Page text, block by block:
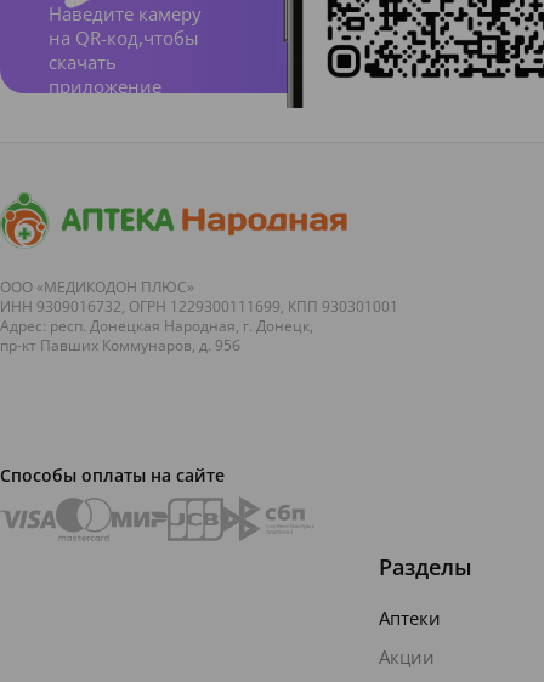
Наведите камеру
на QR-код,чтобы
скачать
приложение
ООО «МЕДИКОДОН ПЛЮС»
ИНН 9309016732, ОГРН 1229300111699, КПП 930301001
Адрес: респ. Донецкая Народная, г. Донецк,
пр-кт Павших Коммунаров, д. 95б
Способы оплаты на сайте
Разделы
Аптеки
Акции